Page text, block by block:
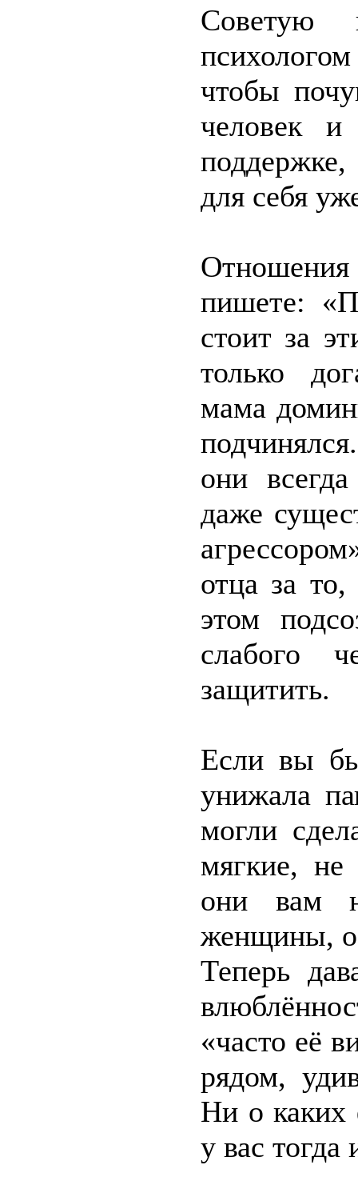
Советую
чтобы
человек
для себя
пишете:
стоит за
только
мама
они
даже
отца за
этом
слабого
защитить.
Если вы
унижала
могли
мягкие, не
они вам
женщины,
Теперь
«часто её
рядом,
Ни о каких
у вас